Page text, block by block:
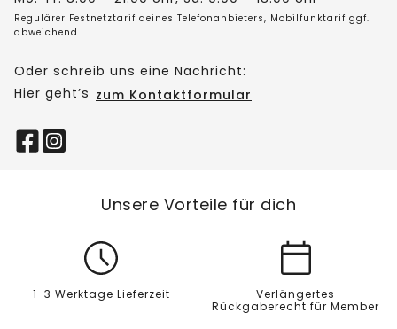
Regulärer Festnetztarif deines Telefonanbieters, Mobilfunktarif ggf.
abweichend.
Oder schreib uns eine Nachricht:
Hier geht’s zum Kontaktformular
Unsere Vorteile für dich
1-3 Werktage Lieferzeit
Verlängertes
Rückgaberecht für Member